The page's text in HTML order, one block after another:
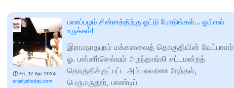
🕑 Fri, 12 Apr 2024
arasiyaltoday.com
பலாப்பழம் சின்னத்திற்கு ஓட்டு போடுங்கள்… ஓபிஎஸ்
உருக்கம்!
இராமநாதபுரம் மக்களவைத் தொகுதியின் வேட்பாளர்
ஓ. பன்னீர்செல்வம் அறந்தாங்கி சட்டமன்றத்
தொகுதிக்குட்பட்ட அம்பலவாண நேந்தல்,
பெருமருதூர், பாண்டிப்